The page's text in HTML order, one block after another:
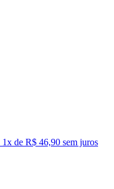
1x de R$ 46,90 sem juros